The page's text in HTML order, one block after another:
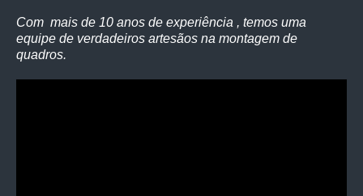
Com mais de 10 anos de experiência , temos uma
equipe de verdadeiros artesãos na montagem de
quadros.